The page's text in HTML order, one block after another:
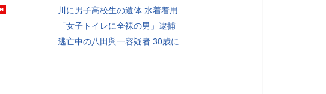
川に男子高校生の遺体 水着着用
「女子トイレに全裸の男」逮捕
逃亡中の八田與一容疑者 30歳に